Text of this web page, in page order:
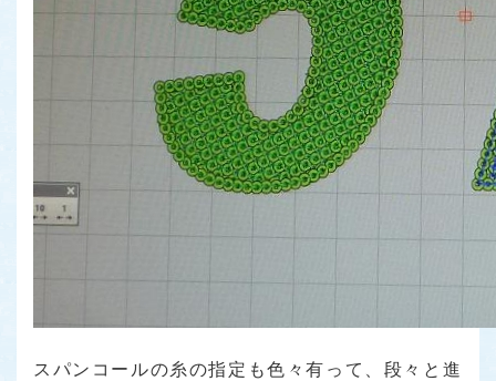
スパンコールの糸の指定も色々有って、段々と進